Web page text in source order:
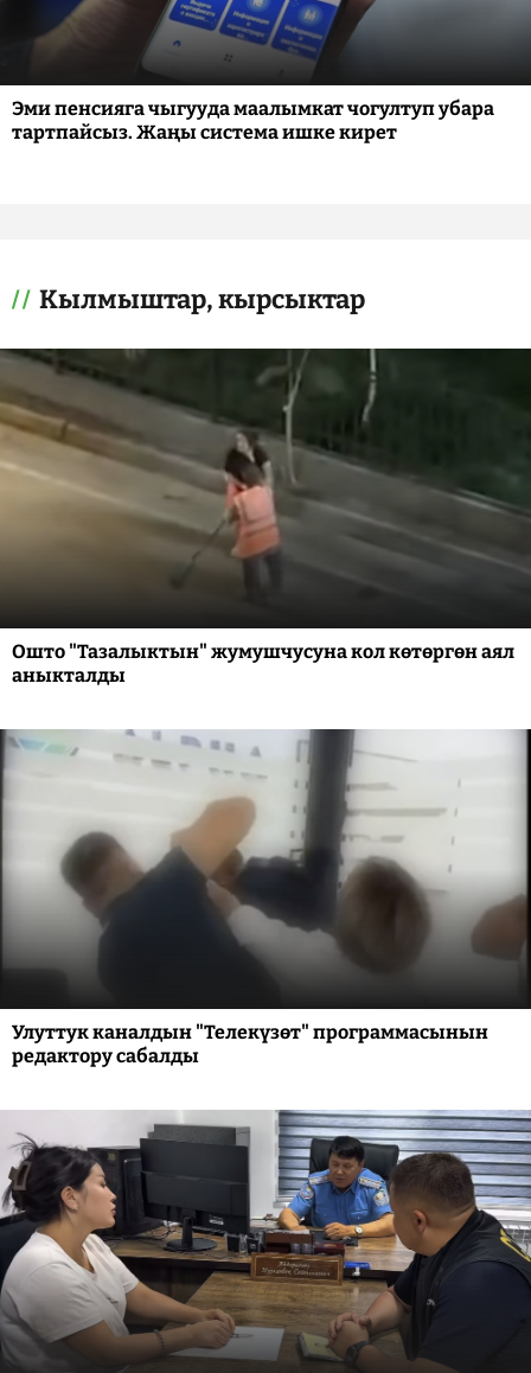
Эми пенсияга чыгууда маалымкат чогултуп убара
тартпайсыз. Жаңы система ишке кирет
Кылмыштар, кырсыктар
Ошто "Тазалыктын" жумушчусуна кол көтөргөн аял
аныкталды
Улуттук каналдын "Телекүзөт" программасынын
редактору сабалды